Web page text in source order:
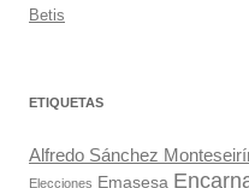
Betis
ETIQUETAS
Alfredo Sánchez
Elecciones Emasesa